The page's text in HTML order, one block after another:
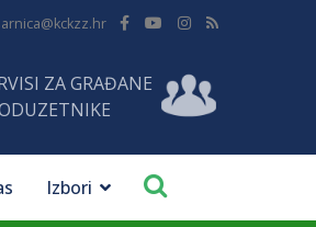
ZA GRAĐANE
Izbori